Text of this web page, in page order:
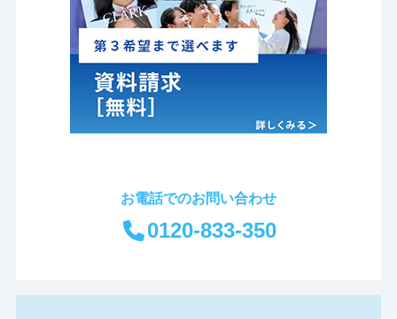
お電話でのお問い合わせ
0120-833-350